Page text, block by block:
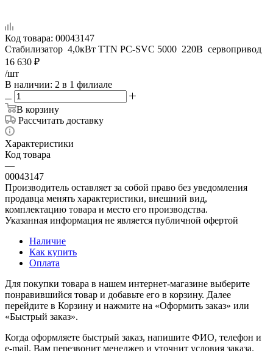
Код товара: 00043147
Стабилизатор 4,0кВт TTN PC-SVC 5000 220В сервопривод
16 630 ₽
/шт
В наличии: 2 в 1 филиале
В корзину
Рассчитать доставку
Характеристики
Код товара
—
00043147
Производитель оставляет за собой право без уведомления
продавца менять характеристики, внешний вид,
комплектацию товара и место его производства.
Указанная информация не является публичной офертой
Наличие
Как купить
Оплата
Для покупки товара в нашем интернет-магазине выберите
понравившийся товар и добавьте его в корзину. Далее
перейдите в Корзину и нажмите на «Оформить заказ» или
«Быстрый заказ».
Когда оформляете быстрый заказ, напишите ФИО, телефон и
e-mail. Вам перезвонит менеджер и уточнит условия заказа.